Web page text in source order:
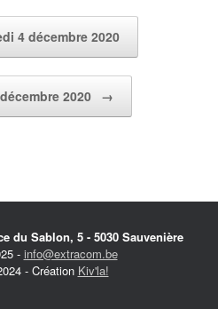
4 décembre 2020
2020 →
du Sablon, 5 - 5030 Sauvenière
- info@extracom.be
- Création Kiv'la!